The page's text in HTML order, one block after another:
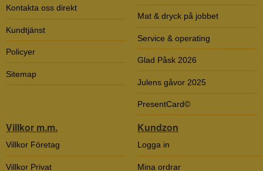
Kontakta oss direkt
Kundtjänst
Policyer
Sitemap
Mat & dryck på jobbet
Service & operating
Glad Påsk 2026
Julens gåvor 2025
PresentCard©
Villkor m.m.
Villkor Företag
Villkor Privat
Kundzon
Logga in
Mina ordrar